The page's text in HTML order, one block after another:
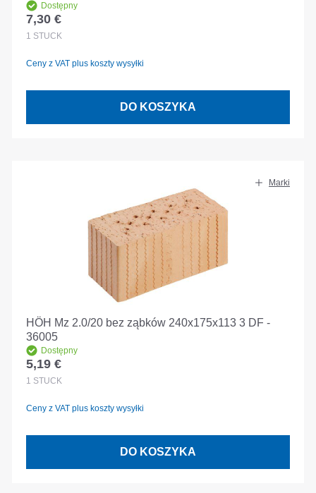
Dostępny
Cena regularna:
7,30 €
1 STÜCK
Ceny z VAT plus koszty wysyłki
DO KOSZYKA
Marki
HÖH Mz 2.0/20 bez ząbków 240x175x113 3 DF -
36005
Dostępny
Cena regularna:
5,19 €
1 STÜCK
Ceny z VAT plus koszty wysyłki
DO KOSZYKA